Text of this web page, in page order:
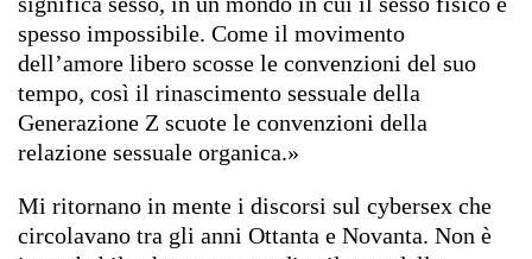
spesso impossibile. Come il movimento
dell’amore libero scosse le convenzioni del suo
tempo, così il rinascimento sessuale della
Generazione Z scuote le convenzioni della
relazione sessuale organica.»
Mi ritornano in mente i discorsi sul cybersex che
circolavano tra gli anni Ottanta e Novanta. Non è